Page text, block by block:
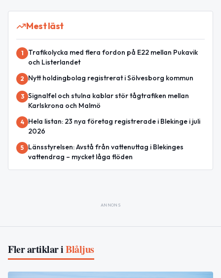
Mest läst
1
Trafikolycka med flera fordon på E22 mellan Pukavik
och Listerlandet
2 Nytt holdingbolag registrerat i Sölvesborg kommun
3 Signalfel och stulna kablar stör tågtrafiken mellan
Karlskrona och Malmö
4
Hela listan: 23 nya företag registrerade i Blekinge i juli
2026
5
Länsstyrelsen: Avstå från vattenuttag i Blekinges
vattendrag – mycket låga flöden
ANNONS
Fler artiklar iBlåljus